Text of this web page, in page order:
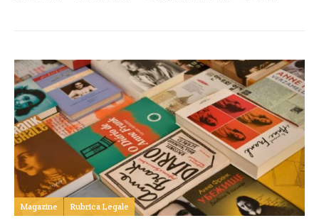
Magazine Rubrica Legale